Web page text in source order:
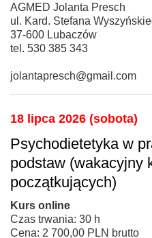
AGMED Jolanta Presch
ul. Kard. Stefana
37-600 Lubaczów
tel. 530 385 343
jolantapresch@gmail.com
18 lipca 2026 (sobota)
Psychodietetyka w
podstaw (wakacyjny
początkujących)
Kurs online
Czas trwania: 30 h
Cena: 2 700,00 PLN brutto